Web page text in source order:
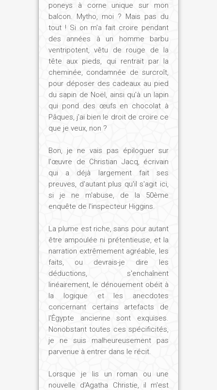
poneys à corne unique sur mon
balcon. Mytho, moi ? Mais pas du
tout ! Si on m'a fait croire pendant
des années à un homme barbu
ventripotent, vêtu de rouge de la
tête aux pieds, qui rentrait par la
cheminée, condamnée de surcroît,
pour déposer des cadeaux au pied
du sapin de Noël, ainsi qu'à un lapin
qui pond des œufs en chocolat à
Pâques, j'ai bien le droit de croire ce
que je veux, non ?
Bon, je ne vais pas épiloguer sur
l'œuvre de Christian Jacq, écrivain
qui a déjà largement fait ses
preuves, d'autant plus qu'il s'agit ici,
si je ne m'abuse, de la 50ème
enquête de l'inspecteur Higgins.
La plume est riche, sans pour autant
être ampoulée ni prétentieuse, et la
narration extrêmement agréable, les
faits, ou devrais-je dire les
déductions, s'enchaînent
linéairement, le dénouement obéit à
la logique et les anecdotes
concernant certains artefacts de
l'Égypte ancienne sont exquises.
Nonobstant toutes ces spécificités,
je ne suis malheureusement pas
parvenue à entrer dans le récit.
Lorsque je lis un roman ou une
nouvelle d'Agatha Christie, il m'est